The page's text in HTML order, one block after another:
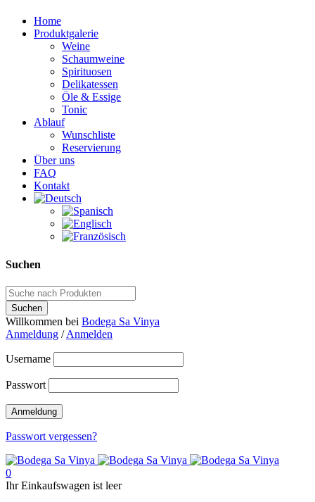
Home
Produktgalerie
Weine
Schaumweine
Spirituosen
Delikatessen
Öle & Essige
Tonic
Ablauf
Wunschliste
Reservierung
Über uns
FAQ
Kontakt
Suchen
Willkommen bei Bodega Sa Vinya
Anmeldung /Anmelden
Username
Passwort
Passwort vergessen?
0
Ihr Einkaufswagen ist leer